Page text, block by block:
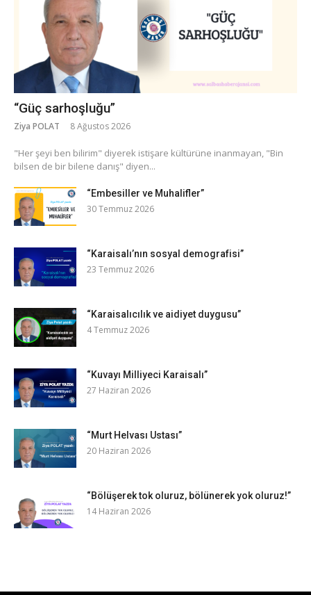
“Güç sarhoşluğu”
Ziya POLAT 8 Ağustos 2026
​"Her şeyi ben bilirim" diyerek istişare kültürüne inanmayan, "Bin
bilsen de bir bilene danış" diyen...
“Embesiller ve Muhalifler”
30 Temmuz 2026
“Karaisalı’nın sosyal demografisi”
23 Temmuz 2026
“Karaisalıcılık ve aidiyet duygusu”
4 Temmuz 2026
“Kuvayı Milliyeci Karaisalı”
27 Haziran 2026
“Murt Helvası Ustası”
20 Haziran 2026
“Bölüşerek tok oluruz, bölünerek yok oluruz!”
14 Haziran 2026